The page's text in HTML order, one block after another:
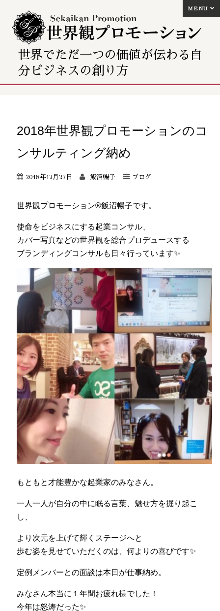
世界でただ一つの価値が伝わる自
分ビジネスの創り方
MENU
2018年世界観プロモーションのコ
ンサルティング納め
2018年12月27日 飯沼暢子 ブログ
世界観プロモーション®飯沼暢子です。
使命をビジネスにする起業コンサル、
カバー写真などの世界観を総合プロデュースする
ブランディングコンサルも日々行っています✨
もともと才能豊かな起業家のみなさん。
一人一人が自分の中に眠る言葉、魅せ方を掘り起こ
し、
より次元を上げて輝くステージへと
歩む姿を見せていただくのは、何よりの喜びです✨
定例メンバーとの面談は本日が仕事納め。
みなさん本当に１年間お疲れ様でした！
今年は怒涛だった✨